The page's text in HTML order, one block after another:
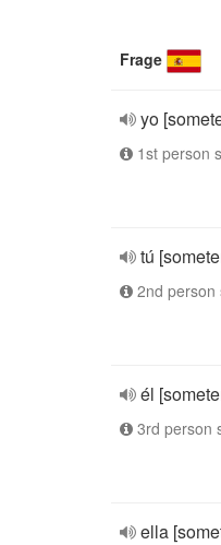
Frage
yo
1st person
tú
2nd person
él
3rd person
ella